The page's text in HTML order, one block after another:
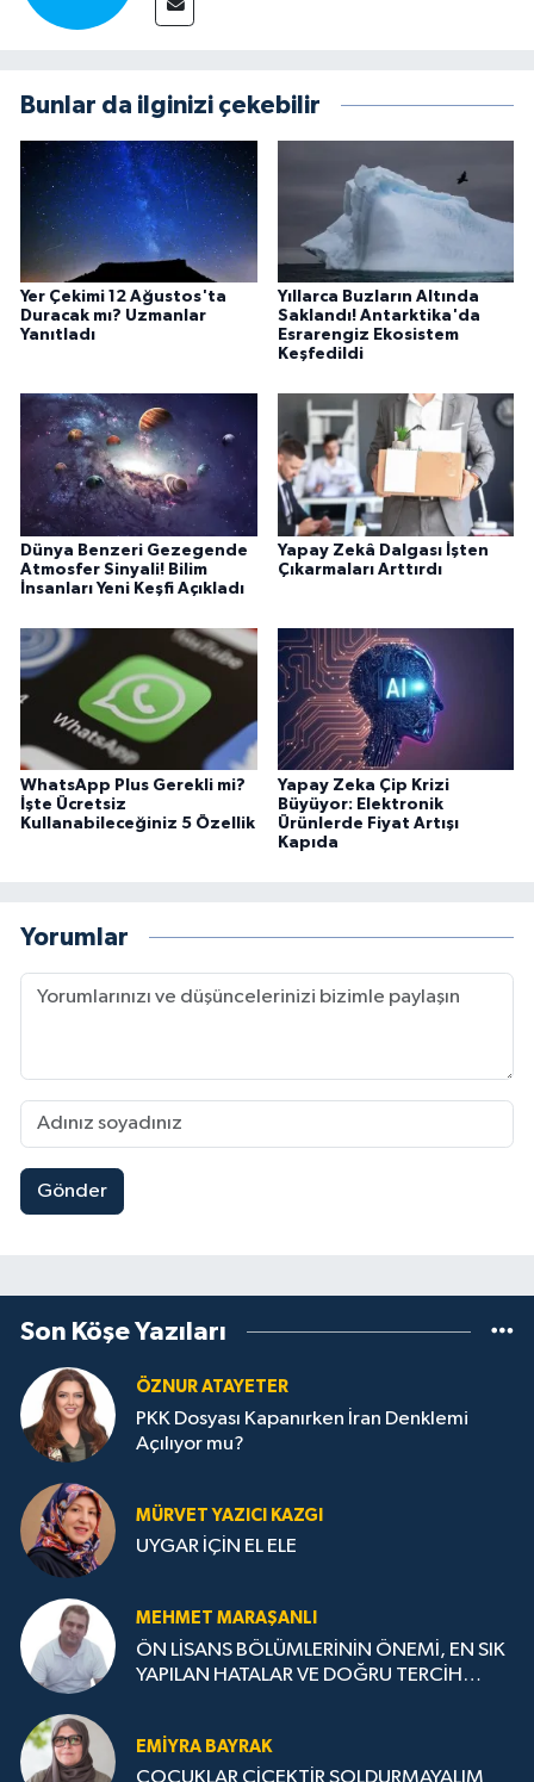
Bunlar da ilginizi çekebilir
Yer Çekimi 12 Ağustos'ta
Duracak mı? Uzmanlar
Yanıtladı
Yıllarca Buzların Altında
Saklandı! Antarktika'da
Esrarengiz Ekosistem
Keşfedildi
Dünya Benzeri Gezegende
Atmosfer Sinyali! Bilim
İnsanları Yeni Keşfi Açıkladı
Yapay Zekâ Dalgası İşten
Çıkarmaları Arttırdı
WhatsApp Plus Gerekli mi?
İşte Ücretsiz
Kullanabileceğiniz 5 Özellik
Yapay Zeka Çip Krizi
Büyüyor: Elektronik
Ürünlerde Fiyat Artışı
Kapıda
Yorumlar
Gönder
Son Köşe Yazıları
ÖZNUR ATAYETER
PKK Dosyası Kapanırken İran Denklemi
Açılıyor mu?
MÜRVET YAZICI KAZGI
UYGAR İÇİN EL ELE
MEHMET MARAŞANLI
ÖN LİSANS BÖLÜMLERİNİN ÖNEMİ, EN SIK
YAPILAN HATALAR VE DOĞRU TERCİH
EMIYRA BAYRAK
ÇOCUKLAR ÇİÇEKTİR SOLDURMAYALIM